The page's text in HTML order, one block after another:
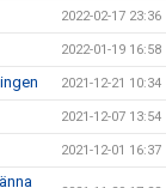
2022-02-17 23:36
2022-01-19 16:58
2021-12-21 10:34
2021-12-07 13:54
2021-12-01 16:37